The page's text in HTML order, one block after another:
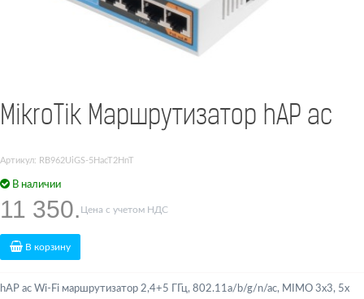
MikroTik Маршрутизатор hAP ac
Артикул: RB962UiGS-5HacT2HnT
В наличии
11 350. Цена с учетом НДС
В корзину
hAP ac Wi-Fi маршрутизатор 2,4+5 ГГц, 802.11a/b/g/n/ac, MIMO 3x3, 5x